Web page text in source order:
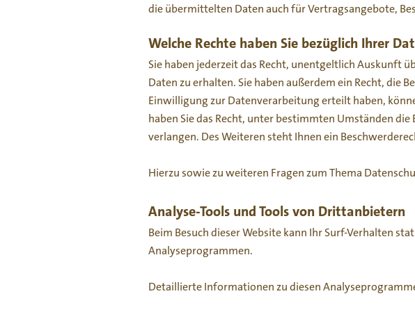
die übermittelten Daten auch für Vertragsangebote,
Welche Rechte haben Sie bezüglich Ihrer
Sie haben jederzeit das Recht, unentgeltlich Auskunft
Daten zu erhalten. Sie haben außerdem ein Recht, die
Einwilligung zur Datenverarbeitung erteilt haben,
haben Sie das Recht, unter bestimmten Umständen
verlangen. Des Weiteren steht Ihnen ein
Hierzu sowie zu weiteren Fragen zum Thema
Analyse-Tools und Tools von Dritt­anbietern
Beim Besuch dieser Website kann Ihr Surf-Verhalten
Analyseprogrammen.
Detaillierte Informationen zu diesen